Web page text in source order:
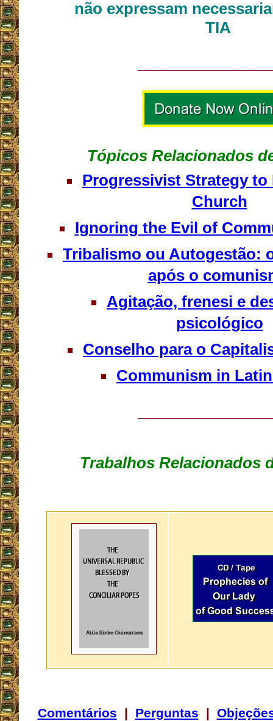
não expressam
TIA
Tópicos Relacionados
Progressivist Strategy to
Church
Ignoring the Evil of
Tribalismo ou Autogestão:
após o
Agitação, frenesi e
psicológico
Conselho para o
Communism in
Trabalhos Relacionados
Comentários | Perguntas |